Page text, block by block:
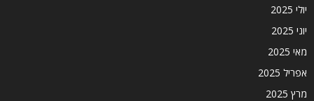
יולי 2025
יוני 2025
מאי 2025
אפריל 2025
מרץ 2025